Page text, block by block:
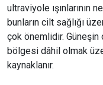
ultraviyole ışınlarının
bunların cilt sağlığı
çok önemlidir.
bölgesi dâhil olmak
kaynaklanır.